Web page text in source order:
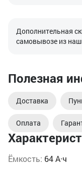
Ёмкость: 64 А·ч
Дополнительная
самовывозе из
Полезная
Доставка
Оплата